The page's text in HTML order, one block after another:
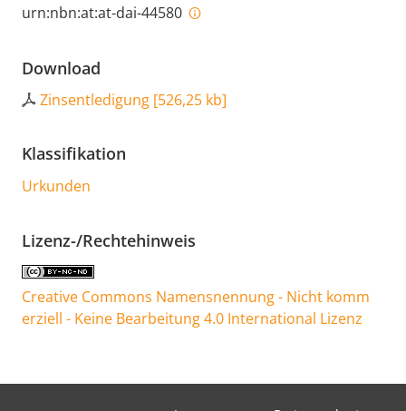
urn:nbn:at:at-dai-44580
Download
Zinsentledigung [526,25 kb]
Klassifikation
Urkunden
Lizenz-/Rechtehinweis
Creative Commons Namensnennung - Nicht komm
erziell - Keine Bearbeitung 4.0 International Lizenz